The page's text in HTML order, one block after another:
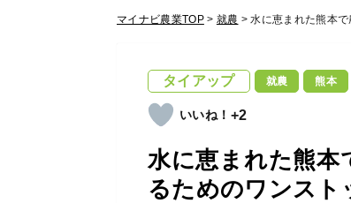
マイナビ農業TOP> 就農 > 水に恵まれた熊本
タイアップ 就農 熊本
+2
水に恵まれた熊本
るためのワンスト